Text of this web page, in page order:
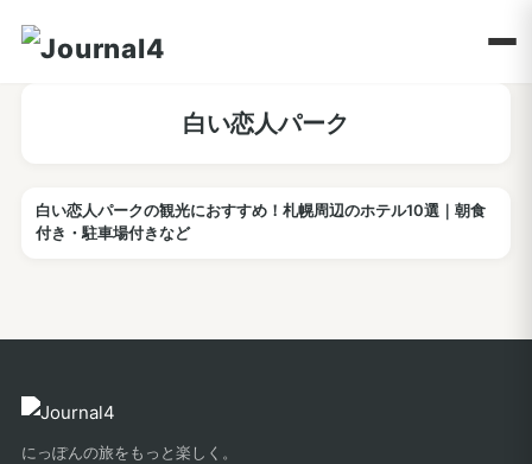
白い恋人パーク
ホテル
白い恋人パークの観光におすすめ！札幌周辺のホテル10選｜朝食
付き・駐車場付きなど
にっぽんの旅をもっと楽しく。